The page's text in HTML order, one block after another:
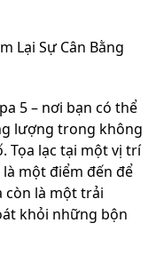
Lại Sự Cân Bằng
5 – nơi bạn có thể
lượng trong không
Tọa lạc tại một vị trí
một điểm đến để
còn là một trải
khỏi những bộn